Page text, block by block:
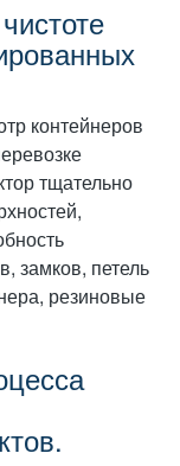
контейнеров
тщательно
замков, петель
резиновые